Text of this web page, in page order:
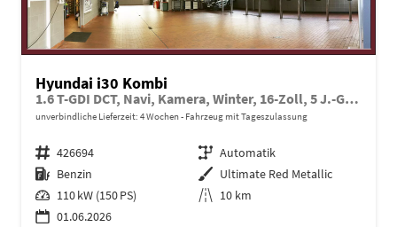
Hyundai i30 Kombi
1.6 T-GDI DCT, Navi, Kamera, Winter, 16-Zoll, 5 J.-Garantie
unverbindliche Lieferzeit: 4 Wochen Fahrzeug mit Tageszulassung
Fahrzeugnr. 426694 Getriebe Automatik
Kraftstoff Benzin Außenfarbe Ultimate Red Metallic
Leistung 110 kW (150 PS) Kilometerstand 10 km
01.06.2026